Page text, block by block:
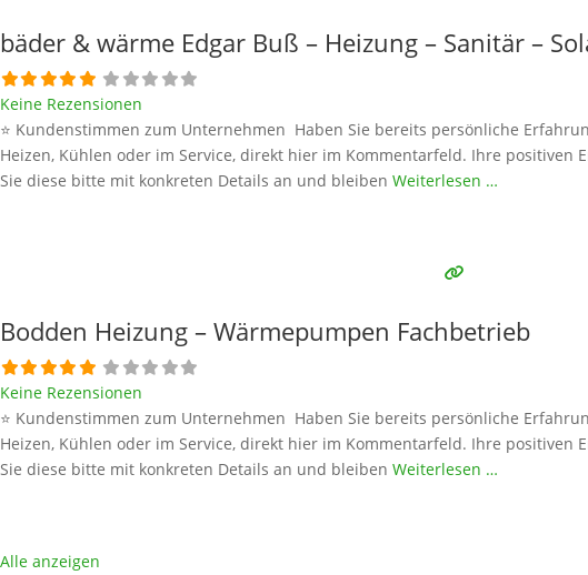
bäder & wärme Edgar Buß – Heizung – Sanitär –
Keine Rezensionen
⭐ Kundenstimmen zum Unternehmen Haben Sie bereits persönliche
Heizen, Kühlen oder im Service, direkt hier im Kommentarfeld. Ihre
Sie diese bitte mit konkreten Details an und bleiben Weiterlesen …
Bodden Heizung – Wärmepumpen Fachbetrieb
Keine Rezensionen
⭐ Kundenstimmen zum Unternehmen Haben Sie bereits persönliche
Heizen, Kühlen oder im Service, direkt hier im Kommentarfeld. Ihre
Sie diese bitte mit konkreten Details an und bleiben Weiterlesen …
Alle anzeigen